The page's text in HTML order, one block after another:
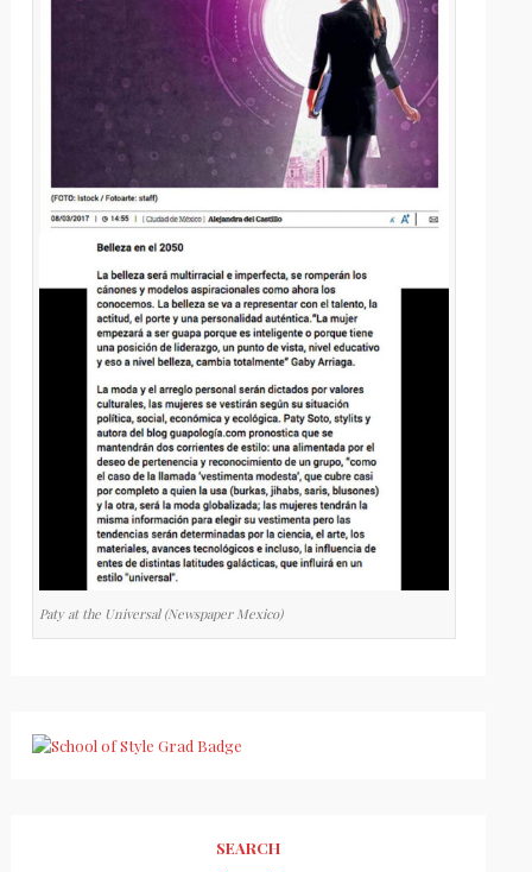
Paty at the Universal (Newspaper Mexico)
SEARCH